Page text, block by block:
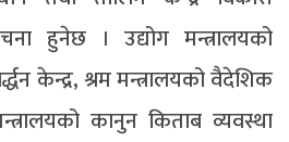
हुनेछ । उद्योग मन्त्रालयको
केन्द्र, श्रम मन्त्रालयको वैदेशिक
कानुन किताब व्यवस्था